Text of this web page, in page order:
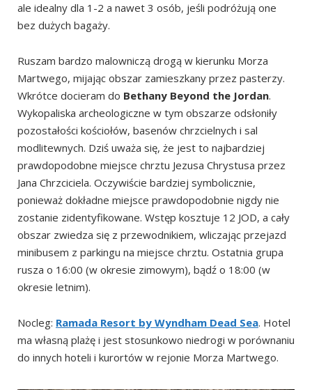
ale idealny dla 1-2 a nawet 3 osób, jeśli podróżują one
bez dużych bagaży.
Ruszam bardzo malowniczą drogą w kierunku Morza
Martwego, mijając obszar zamieszkany przez pasterzy.
Wkrótce docieram do Bethany Beyond the Jordan.
Wykopaliska archeologiczne w tym obszarze odsłoniły
pozostałości kościołów, basenów chrzcielnych i sal
modlitewnych. Dziś uważa się, że jest to najbardziej
prawdopodobne miejsce chrztu Jezusa Chrystusa przez
Jana Chrzciciela. Oczywiście bardziej symbolicznie,
ponieważ dokładne miejsce prawdopodobnie nigdy nie
zostanie zidentyfikowane. Wstęp kosztuje 12 JOD, a cały
obszar zwiedza się z przewodnikiem, wliczając przejazd
minibusem z parkingu na miejsce chrztu. Ostatnia grupa
rusza o 16:00 (w okresie zimowym), bądź o 18:00 (w
okresie letnim).
Nocleg: Ramada Resort by Wyndham Dead Sea. Hotel
ma własną plażę i jest stosunkowo niedrogi w porównaniu
do innych hoteli i kurortów w rejonie Morza Martwego.